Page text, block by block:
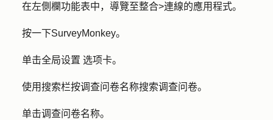
在左側欄功能表中，導覽至整合>連線的應用程式。
按一下SurveyMonkey。
单击全局设置 选项卡。
使用搜索栏按调查问卷名称搜索调查问卷。
单击调查问卷名称。